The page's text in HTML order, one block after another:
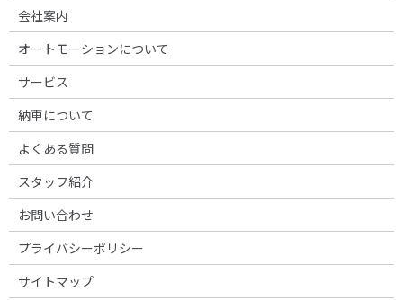
会社案内
オートモーションについて
サービス
納車について
よくある質問
スタッフ紹介
お問い合わせ
プライバシーポリシー
サイトマップ